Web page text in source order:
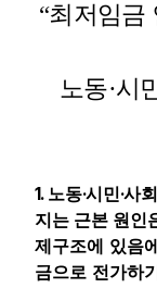
“최저임금
노동·시
1. 노동·시민·사
지는 근본 원인
제구조에 있음
금으로 전가하